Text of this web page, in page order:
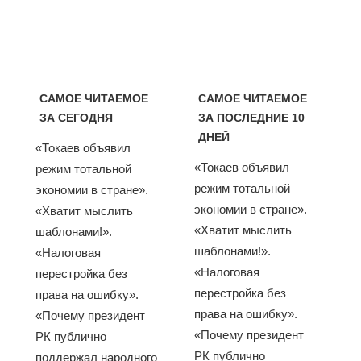
САМОЕ ЧИТАЕМОЕ
ЗА СЕГОДНЯ
«Токаев объявил
режим тотальной
экономии в стране».
«Хватит мыслить
шаблонами!».
«Налоговая
перестройка без
права на ошибку».
«Почему президент
РК публично
поддержал народного
САМОЕ ЧИТАЕМОЕ
ЗА ПОСЛЕДНИЕ 10
ДНЕЙ
«Токаев объявил
режим тотальной
экономии в стране».
«Хватит мыслить
шаблонами!».
«Налоговая
перестройка без
права на ошибку».
«Почему президент
РК публично